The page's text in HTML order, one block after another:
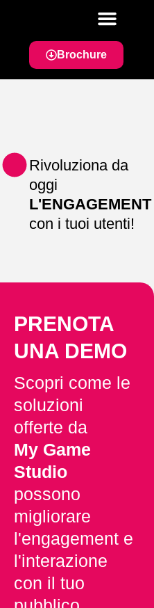
Brochure
Rivoluziona da
oggi
L'ENGAGEMENT
con i tuoi utenti!
PRENOTA
UNA DEMO
Scopri come le
soluzioni
offerte da
My Game
Studio
possono
migliorare
l'engagement e
l'interazione
con il tuo